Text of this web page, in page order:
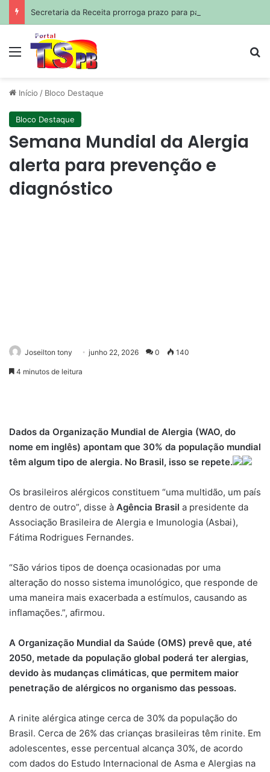
Menu
Início / Bloco Destaque
Bloco Destaque
Semana Mundial da Alergia
alerta para prevenção e
diagnóstico
Joseilton tony junho 22, 2026 0 140
4 minutos de leitura
Dados da Organização Mundial de Alergia (WAO, do
nome em inglês) apontam que 30% da população mundial
têm algum tipo de alergia. No Brasil, isso se repete.
Os brasileiros alérgicos constituem “uma multidão, um país
dentro de outro”, disse à Agência Brasil a presidente da
Associação Brasileira de Alergia e Imunologia (Asbai),
Fátima Rodrigues Fernandes.
“São vários tipos de doença ocasionadas por uma
alteração do nosso sistema imunológico, que responde de
uma maneira mais exacerbada a estímulos, causando as
inflamações.”, afirmou.
A Organização Mundial da Saúde (OMS) prevê que, até
2050, metade da população global poderá ter alergias,
devido às mudanças climáticas, que permitem maior
penetração de alérgicos no organismo das pessoas.
A rinite alérgica atinge cerca de 30% da população do
Brasil. Cerca de 26% das crianças brasileiras têm rinite. Em
adolescentes, esse percentual alcança 30%, de acordo
com dados do Estudo Internacional de Asma e Alergias na